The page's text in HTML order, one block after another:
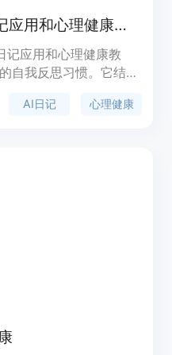
Reflection是一款AI日记应用和心理健康教练，提供实时指导与见解。
记应用和心理健康教
自我反思习惯。它结合
、Mac和Web上使
AI日记 心理健康